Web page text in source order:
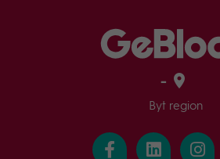
-
Byt region